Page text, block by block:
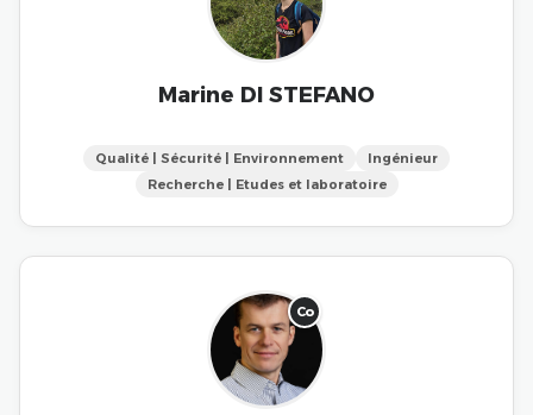
Marine DI STEFANO
Qualité | Sécurité | Environnement
Ingénieur
Recherche | Etudes et laboratoire
Co